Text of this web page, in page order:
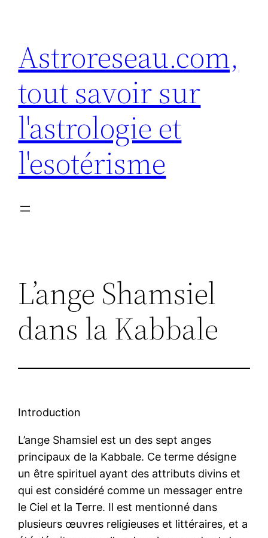
contenu
Astroreseau.com,
tout savoir sur
l'astrologie et
l'esotérisme
L’ange Shamsiel
dans la Kabbale
Introduction
L’ange Shamsiel est un des sept anges
principaux de la Kabbale. Ce terme désigne
un être spirituel ayant des attributs divins et
qui est considéré comme un messager entre
le Ciel et la Terre. Il est mentionné dans
plusieurs œuvres religieuses et littéraires, et a